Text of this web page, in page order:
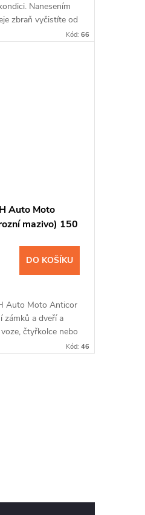
Nanesením
zbraň vyčistíte od
Kód: 66
Auto Moto
mazivo) 150
DO KOŠÍKU
Auto Moto Anticor
zámků a dveří a
čtyřkolce nebo
NanočásticeKód: 46